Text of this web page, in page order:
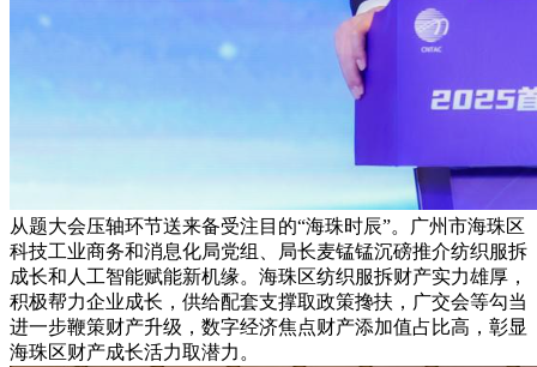
从题大会压轴环节送来备受注目的“海珠时辰”。广州市海珠区
科技工业商务和消息化局党组、局长麦锰锰沉磅推介纺织服拆
成长和人工智能赋能新机缘。海珠区纺织服拆财产实力雄厚，
积极帮力企业成长，供给配套支撑取政策搀扶，广交会等勾当
进一步鞭策财产升级，数字经济焦点财产添加值占比高，彰显
海珠区财产成长活力取潜力。